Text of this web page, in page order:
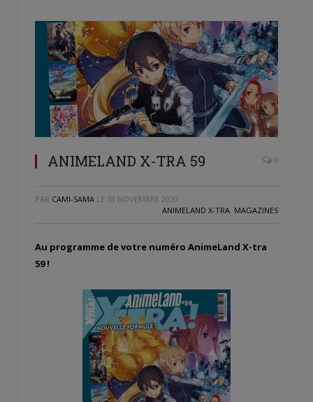
ANIMELAND X-TRA 59 0
PAR CAMI-SAMA LE 18 NOVEMBRE 2020
ANIMELAND X-TRA, MAGAZINES
Au programme de votre numéro AnimeLand X-tra
59 !